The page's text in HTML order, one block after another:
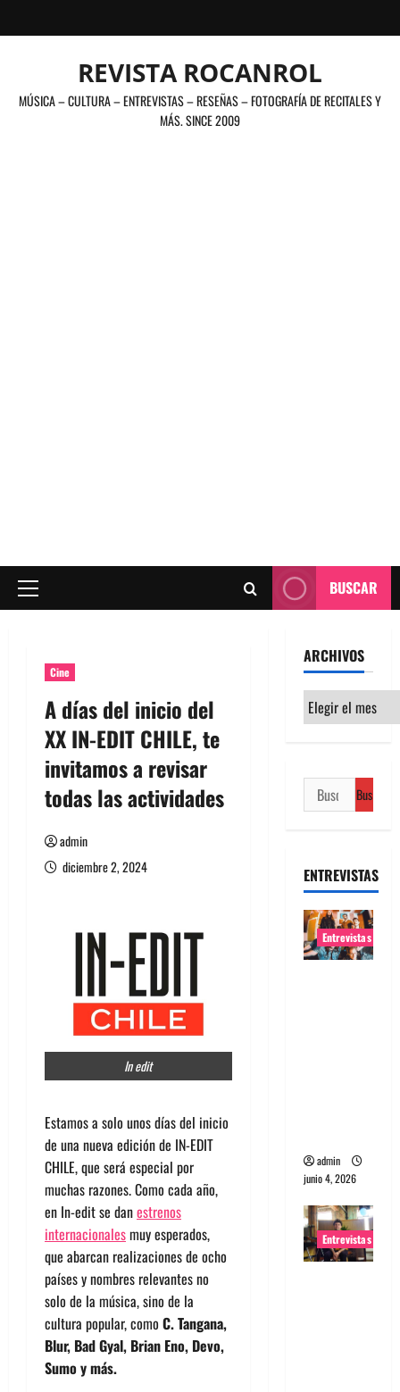
al
REVISTA ROCANROL
MÚSICA – CULTURA – ENTREVISTAS – RESEÑAS – FOTOGRAFÍA DE RECITALES Y
MÁS. SINCE 2009
Menú
BUSCAR
Cine
A días del inicio del
XX IN-EDIT CHILE, te
invitamos a revisar
todas las actividades
admin
diciembre 2, 2024
In edit
Estamos a solo unos días del inicio
de una nueva edición de IN-EDIT
CHILE, que será especial por
muchas razones. Como cada año,
en In-edit se danestrenos
internacionalesmuy esperados,
que abarcan realizaciones de ocho
países y nombres relevantes no
solo de la música, sino de la
cultura popular, como C. Tangana,
Blur, Bad Gyal, Brian Eno, Devo,
Sumo y más.
ARCHIVOS
Archivos
Buscar:
ENTREVISTAS
Entrevistas
admin
junio 4, 2026
Entrevistas